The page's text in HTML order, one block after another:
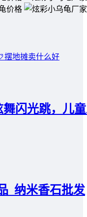
摆地摊卖什么好
闪光跳，儿
_纳米香石批发